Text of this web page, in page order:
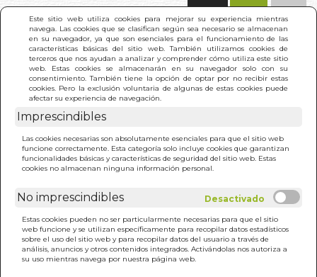
Este sitio web utiliza cookies para mejorar su experiencia mientras
navega. Las cookies que se clasifican según sea necesario se almacenan
en su navegador, ya que son esenciales para el funcionamiento de las
características básicas del sitio web. También utilizamos cookies de
terceros que nos ayudan a analizar y comprender cómo utiliza este sitio
web. Estas cookies se almacenarán en su navegador solo con su
consentimiento. También tiene la opción de optar por no recibir estas
cookies. Pero la exclusión voluntaria de algunas de estas cookies puede
afectar su experiencia de navegación.
Imprescindibles
Las cookies necesarias son absolutamente esenciales para que el sitio web
funcione correctamente. Esta categoría solo incluye cookies que garantizan
funcionalidades básicas y características de seguridad del sitio web. Estas
cookies no almacenan ninguna información personal.
No imprescindibles
Estas cookies pueden no ser particularmente necesarias para que el sitio
web funcione y se utilizan específicamente para recopilar datos estadísticos
sobre el uso del sitio web y para recopilar datos del usuario a través de
análisis, anuncios y otros contenidos integrados. Activándolas nos autoriza a
su uso mientras navega por nuestra página web.
INICIO > ZOHAR. EL (VOL. 9)